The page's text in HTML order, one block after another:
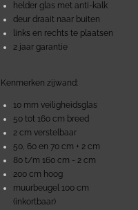
helder glas met anti-kalk
deur draait naar buiten
links en rechts te plaatsen
2 jaar garantie
Kenmerken zijwand:
10 mm veiligheidsglas
50 tot 160 cm breed
2 cm verstelbaar
50, 60 en 70 cm + 2 cm
80 t/m 160 cm - 2 cm
200 cm hoog
muurbeugel 100 cm
(inkortbaar)